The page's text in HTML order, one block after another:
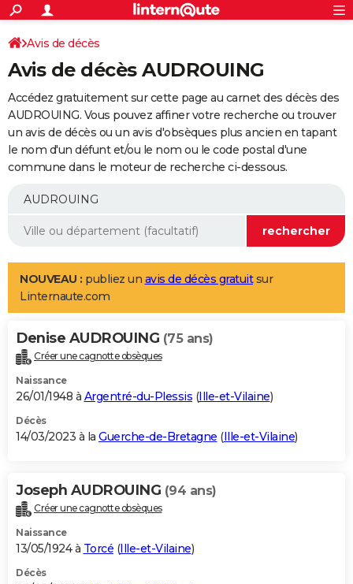
ACTUALITÉS
Politique
Société
Faits Divers
Education
Monde
Villes
+
SPORT
Coupe du monde 2026
Football
Tennis
Cyclisme
Rugby
Forum
Programme TV
TNT
Streaming
Cinéma
Sorties cinéma
Musique
+
FINANCE
Impôts
Immobilier
Risques naturels par ville
Banque
Assurance
Crédit
AUTO
Essais
Réserver un essai
Citadines
Berlines
SUV
Forum auto
+
Mobiles
Meilleur smartphone
Internet
Ordinateurs
Jeux vidéo
Guide high-tech
Aménagement intérieur
LIFESTYLE
Art de vivre
Bien-être
Loisirs
Mode
Modes de vie
Alimentation
Guide de la santé
Maladies
Médicaments
Sommeil
VOYAGE
Destinations
City break
Voyage nature
Voyage de noces
Forum
Climat
+PHOTO
GUIDES D'ACHAT
BONS PLANS
Carte de Noël
Carte Bonne année
Carte Saint-Valentin
Carte Pâques
Carte d'anniversaire
DICTIONNAIRE
Dictionnaire
Biographies
Citations
Expressions
Proverbes
PROGRAMME TV
Avis de décès
Avis de décès AUDROUING
Accédez gratuitement sur cette page au carnet des décès des
AUDROUING. Vous pouvez affiner votre recherche ou trouver
un avis de décès ou un avis d'obsèques plus ancien en tapant
le nom d'un défunt et/ou le nom ou le code postal d'une
commune dans le moteur de recherche ci-dessous.
NOUVEAU : publiez un avis de décès gratuitsur
Linternaute.com
Denise AUDROUING (75 ans)
Créer une cagnotte obsèques
Naissance
26/01/1948 à Argentré-du-Plessis (Ille-et-Vilaine)
Décès
14/03/2023 à la Guerche-de-Bretagne (Ille-et-Vilaine)
Joseph AUDROUING (94 ans)
Créer une cagnotte obsèques
Naissance
13/05/1924 à Torcé (Ille-et-Vilaine)
Décès